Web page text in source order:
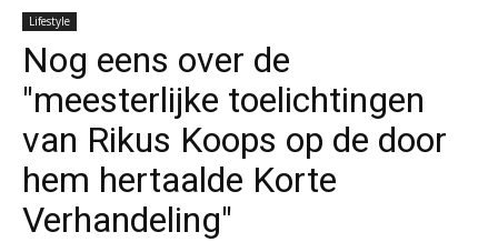
Lifestyle
Nog eens over de
"meesterlijke toelichtingen
van Rikus Koops op de door
hem hertaalde Korte
Verhandeling"